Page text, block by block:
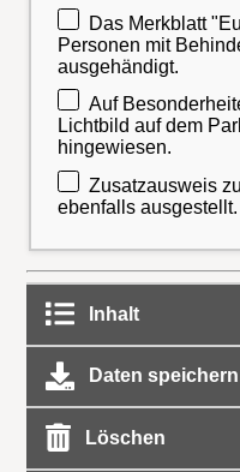
Das Merkblatt
Personen mit
ausgehändigt.
Auf
Lichtbild auf dem
hingewiesen.
Zusatzausweis
ebenfalls ausgestellt.
Inhalt
Daten speichern
Löschen